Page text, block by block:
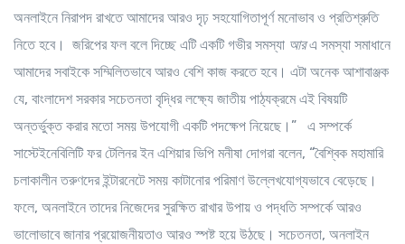
অনলাইনে নিরাপদ রাখতে আমাদের আরও দৃঢ় সহযোগিতাপূর্ণ মনোভাব ও প্রতিশ্রুতি
নিতে হবে। জরিপের ফল বলে দিচ্ছে এটি একটি গভীর সমস্যা আরএ সমস্যা সমাধানে
আমাদের সবাইকে সম্মিলিতভাবে আরও বেশি কাজ করতে হবে। এটা অনেক আশাবাঞ্জক
যে, বাংলাদেশ সরকার সচেতনতা বৃদ্ধির লক্ষ্যে জাতীয় পাঠ্যক্রমে এই বিষয়টি
অন্তর্ভুক্ত করার মতো সময় উপযোগী একটি পদক্ষেপ নিয়েছে।” এ সম্পর্কে
সাস্টেইনেবিলিটি ফর টেলিনর ইন এশিয়ার ভিপি মনীষা দোগরা বলেন, “বৈশ্বিক মহামারি
চলাকালীন তরুণদের ইন্টারনেটে সময় কাটানোর পরিমাণ উল্লেখযোগ্যভাবে বেড়েছে।
ফলে, অনলাইনে তাদের নিজেদের সুরক্ষিত রাখার উপায় ও পদ্ধতি সম্পর্কে আরও
ভালোভাবে জানার প্রয়োজনীয়তাও আরও স্পষ্ট হয়ে উঠছে। সচেতনতা, অনলাইন